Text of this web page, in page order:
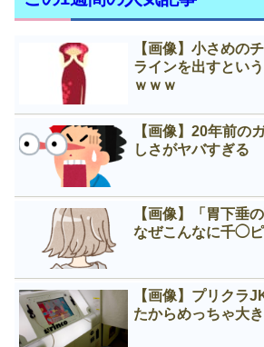
【画像】小さめの
ラインを出すとい
ｗｗｗ
【画像】20年前の
しさがヤバすぎる
【画像】「胃下垂
なぜこんなに千◯
【画像】プリクラ
たからめっちゃ大